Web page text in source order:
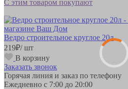
С этим товаром покупают
Ведро строительное круглое 20л
219₽/ шт
В корзину
Заказать звонок
Горячая линия и заказ по телефону
Ежедневно с 7:00 до 20:00